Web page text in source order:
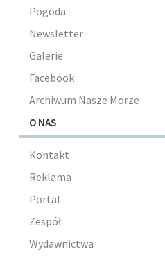
Pogoda
Newsletter
Galerie
Facebook
Archiwum Nasze Morze
O NAS
Kontakt
Reklama
Portal
Zespół
Wydawnictwa